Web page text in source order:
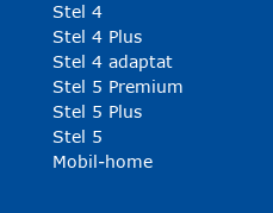
Stel 4
Stel 4 Plus
Stel 4 adaptat
Stel 5 Premium
Stel 5 Plus
Stel 5
Mobil-home